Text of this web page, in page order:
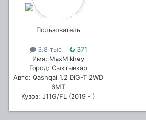
Пользователь
3.8 тыс
371
Имя: MaxMikhey
Город: Сыктывкар
Авто: Qashqai 1.2 DiG-T 2WD
6МТ
Кузов: J11G/FL (2019 - )